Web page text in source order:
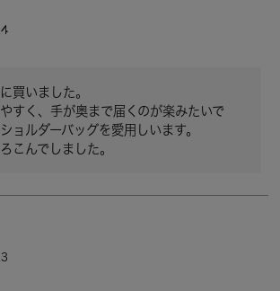
買いました。
すく、手が奥まで届くのが楽みたいで
ョルダーバッグを愛用しいます。
こんでしました。